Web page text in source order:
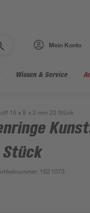
Mein Konto
Wissen & Service
15 x 9 x 2 mm 20 Stück
: 1621073